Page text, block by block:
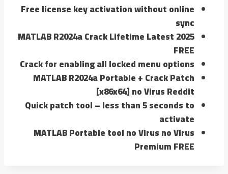
Free license key activation without online
sync
MATLAB R2024a Crack Lifetime Latest 2025
FREE
Crack for enabling all locked menu options
MATLAB R2024a Portable + Crack Patch
[x86x64] no Virus Reddit
Quick patch tool – less than 5 seconds to
activate
MATLAB Portable tool no Virus no Virus
Premium FREE